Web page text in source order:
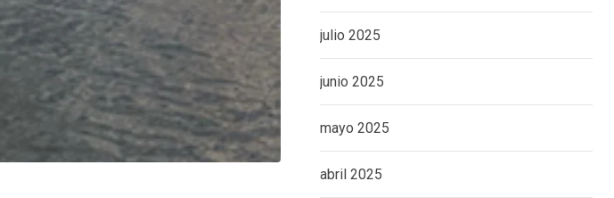
julio 2025
junio 2025
mayo 2025
abril 2025